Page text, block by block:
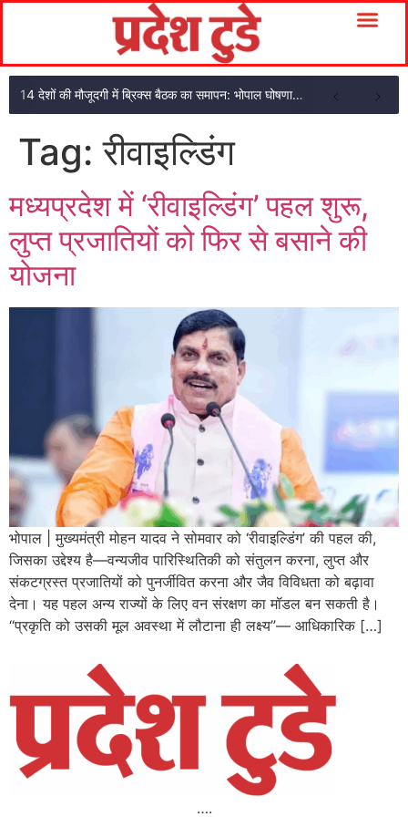
14 देशों की मौजूदगी में ब्रिक्स बैठक का समापन: भोपाल घोषणा पत्र अपनाया
Tag:रीवाइल्डिंग
मध्यप्रदेश में ‘रीवाइल्डिंग’ पहल शुरू,
लुप्त प्रजातियों को फिर से बसाने की
योजना
भोपाल | मुख्यमंत्री मोहन यादव ने सोमवार को ‘रीवाइल्डिंग’ की पहल की,
जिसका उद्देश्य है—वन्यजीव पारिस्थितिकी को संतुलन करना, लुप्त और
संकटग्रस्त प्रजातियों को पुनर्जीवित करना और जैव विविधता को बढ़ावा
देना। यह पहल अन्य राज्यों के लिए वन संरक्षण का मॉडल बन सकती है।
“प्रकृति को उसकी मूल अवस्था में लौटाना ही लक्ष्य”— आधिकारिक […]
….